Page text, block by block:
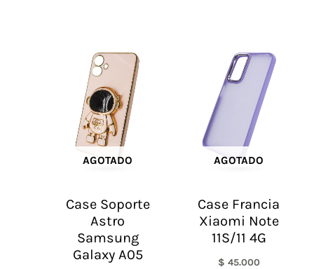
AGOTADO
Case Soporte
Astro
Samsung
Galaxy A05
AGOTADO
Case Francia
Xiaomi Note
11S/11 4G
$ 45.000